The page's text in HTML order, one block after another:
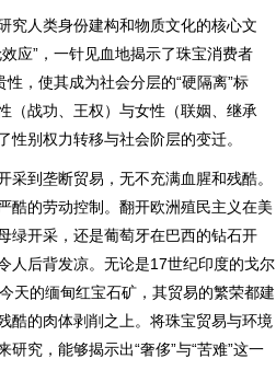
人类身份建构和物质文化的核心文
应”，一针见血地揭示了珠宝消费者
，使其成为社会分层的“硬隔离”标
（战功、王权）与女性（联姻、继承
别权力转移与社会阶层的变迁。
到垄断贸易，无不充满血腥和残酷。
酷的劳动控制。翻开欧洲殖民主义在美
绿开采，还是葡萄牙在巴西的钻石开
人后背发凉。无论是17世纪印度的戈尔
天的缅甸红宝石矿，其贸易的繁荣都建
酷的肉体剥削之上。将珠宝贸易与环境
究，能够揭示出“奢侈”与“苦难”这一